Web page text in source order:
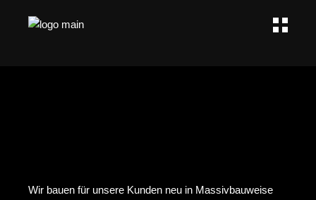
Wir bauen für unsere Kunden neu in Massivbauweise